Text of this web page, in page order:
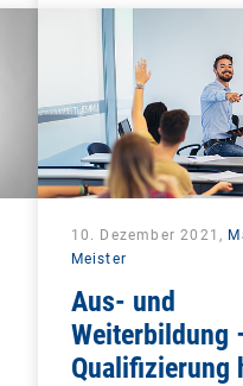
10. Dezember 2021,
Meister
Aus- und
Weiterbildung
Qualifizierung